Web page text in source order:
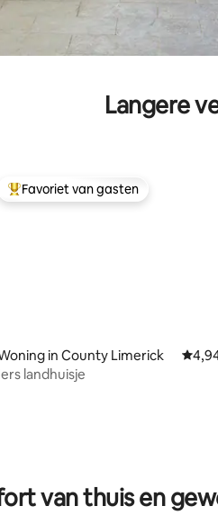
Langere
van 4,99 op 5, 67
Topfavoriet van gasten
Favoriet van gasten
in County Limerick
landhuisje
van thuis en